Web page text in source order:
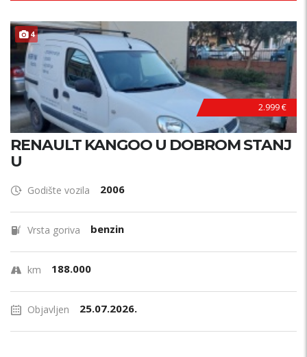
4
2.999 €
RENAULT KANGOO U DOBROM STANJ
U
Godište vozila 2006
Vrsta goriva benzin
km 188.000
Objavljen 25.07.2026.